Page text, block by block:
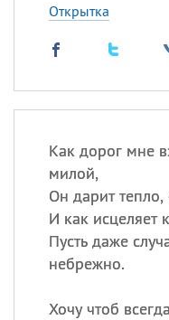
Открытка
Как дорог мне
милой,
Он дарит
И как исцеляет
Пусть даже
небрежно.
Хочу чтоб